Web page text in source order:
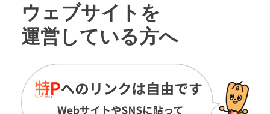
ウェブサイトを
運営している方へ